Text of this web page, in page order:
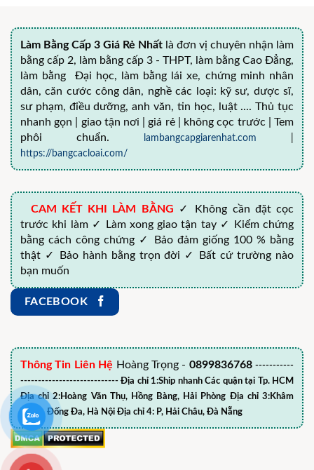
Làm Bằng Cấp 3 Giá Rẻ Nhất là đơn vị chuyên nhận làm
bằng cấp 2, làm bằng cấp 3 - THPT, làm bằng Cao Đẳng,
làm bằng Đại học, làm bằng lái xe, chứng minh nhân
dân, căn cước công dân, nghề các loại: kỹ sư, dược sĩ,
sư phạm, điều dưỡng, anh văn, tin học, luật .... Thủ tục
nhanh gọn | giao tận nơi | giá rẻ | không cọc trước | Tem
phôi chuẩn.
lambangcapgiarenhat.com
https://bangcacloai.com/
CAM KẾT KHI LÀM BẰNG ✓ Không cần đặt cọc
trước khi làm ✓ Làm xong giao tận tay ✓ Kiểm chứng
bằng cách công chứng ✓ Bảo đảm giống 100 % bằng
thật ✓ Bảo hành bằng trọn đời ✓ Bất cứ trường nào
bạn muốn
FACEBOOK
Thông Tin Liên Hệ Hoàng Trọng - 0899836768 -----------
---------------------------- Địa chỉ 1:Ship nhanh Các quận tại Tp. HCM
Địa chỉ 2:Hoàng Văn Thụ, Hồng Bàng, Hải Phòng Địa chỉ 3:Khâm
Thiên, Đống Đa, Hà Nội Địa chỉ 4: P, Hải Châu, Đà Nẵng